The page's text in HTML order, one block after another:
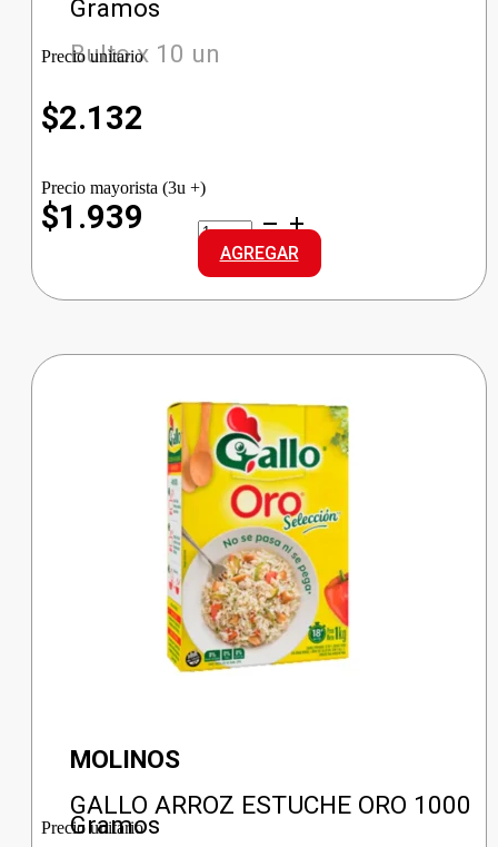
Gramos
Bulto x 10 un
Precio unitario
$2.132
Precio mayorista (3u +)
$1.939
GALLO
ARROZ
G.LARGO
cantidad
AGREGAR
MOLINOS
GALLO ARROZ ESTUCHE ORO 1000
Gramos
Precio unitario